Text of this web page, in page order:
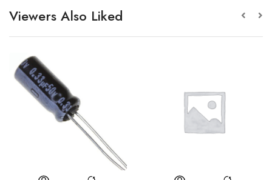
Viewers Also Liked